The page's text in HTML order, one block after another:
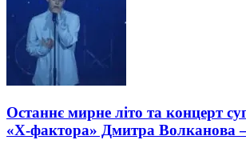
Останнє мирне літо та концерт
«Х-фактора» Дмитра Волканова